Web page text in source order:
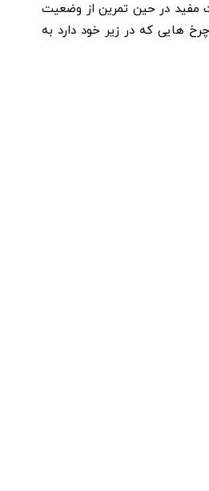
مفید در حین تمرین از وضعیت
اولیه پیش برود. این دستگاه 74 کیلوگرم وزن دارد و توسط چرخ هایی که در زیر خود دارد به